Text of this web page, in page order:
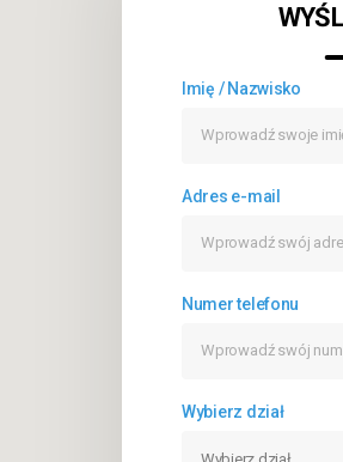
Imię / Nazwisko
Adres e-mail
Numer telefonu
Wybierz dział